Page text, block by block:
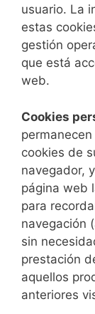
usuario. La
estas
gestión
que está
web.
Cookies
cookies de
navegador,
página web
para
navegación
sin
prestación
aquellos
anteriores